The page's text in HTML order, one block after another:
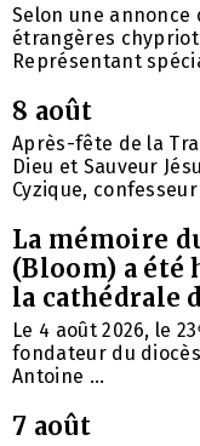
Selon une
étrangères
Représentant
8 août
Après-fête de la
Dieu et Sauveur
Cyzique,
La mémoire
(Bloom) a été
la cathédrale
Le 4 août 2026, le
fondateur du
Antoine ...
7 août